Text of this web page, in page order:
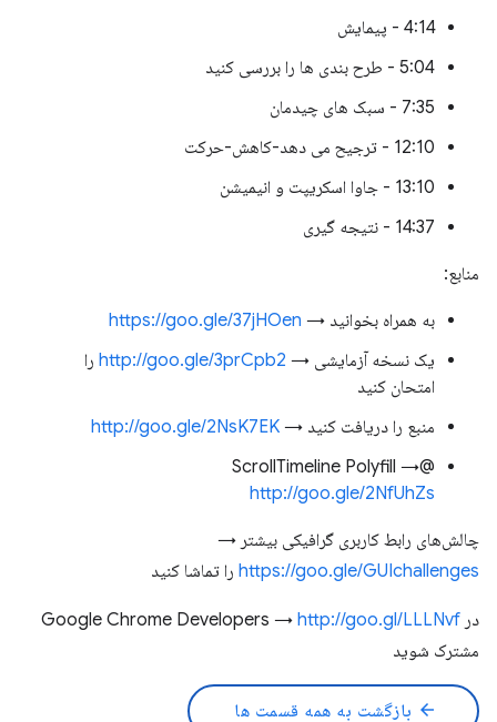
4:14 - پیمایش
5:04 - طرح بندی ها را بررسی کنید
7:35 - سبک های چیدمان
12:10 - ترجیح می دهد-کاهش-حرکت
13:10 - جاوا اسکریپت و انیمیشن
14:37 - نتیجه گیری
منابع:
به همراه بخوانید → https://goo.gle/37jHOen
یک نسخه آزمایشی → http://goo.gle/3prCpb2 را
امتحان کنید
منبع را دریافت کنید → http://goo.gle/2NsK7EK
@ScrollTimeline Polyfill →
http://goo.gle/2NfUhZs
چالش‌های رابط کاربری گرافیکی بیشتر →
https://goo.gle/GUIchallenges را تماشا کنید
در Google Chrome Developers → http://goo.gl/LLLNvf
مشترک شوید
arrow_back بازگشت به همه قسمت ها